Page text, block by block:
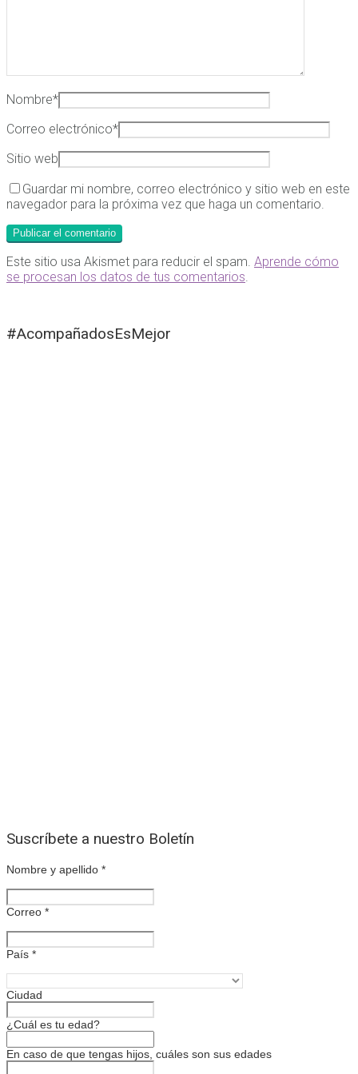
Nombre*
Correo electrónico*
Sitio web
Guardar mi nombre, correo electrónico y sitio web en este
navegador para la próxima vez que haga un comentario.
Este sitio usa Akismet para reducir el spam. Aprende cómo
se procesan los datos de tus comentarios
#AcompañadosEsMejor
Suscríbete a nuestro Boletín
Nombre y apellido *
Correo *
País *
Ciudad
¿Cuál es tu edad?
En caso de que tengas hijos, cuáles son sus edades